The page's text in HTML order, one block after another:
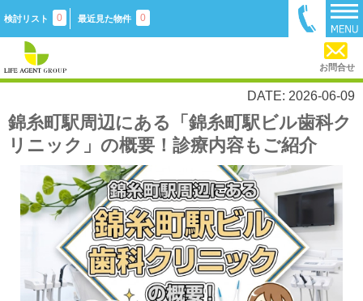
検討リスト 0 最近見た物件 0
お問合せ
DATE: 2026-06-09
錦糸町駅周辺にある「錦糸町駅ビル歯科ク
リニック」の概要！診療内容もご紹介